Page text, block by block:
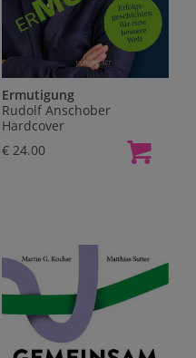
Ermutigung
Rudolf Anschober
Hardcover
€ 24.00